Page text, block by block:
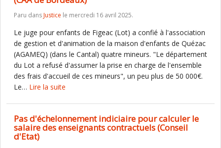
Paru dansJustice le mercredi 16 avril 2025.
Le juge pour enfants de Figeac (Lot) a confié à l'association
de gestion et d'animation de la maison d'enfants de Quézac
(AGAMEQ) (dans le Cantal) quatre mineurs. "Le département
du Lot a refusé d'assumer la prise en charge de l'ensemble
des frais d'accueil de ces mineurs", un peu plus de 50 000€.
Le… Lire la suite
Pas d'échelonnement indiciaire pour calculer le
salaire des enseignants contractuels (Conseil
d'Etat)